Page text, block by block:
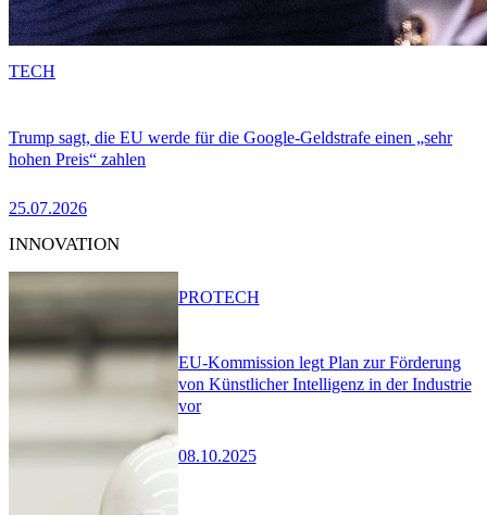
Trump sagt, die EU werde für die Google-Geldstrafe einen „sehr
hohen Preis“ zahlen
25.07.2026
TECH
INNOVATION
EU-Kommission legt Plan zur Förderung
von Künstlicher Intelligenz in der Industrie
vor
08.10.2025
PROTECH